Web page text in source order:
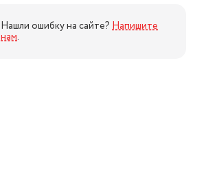
Нашли ошибку на сайте? Напишите
нам.